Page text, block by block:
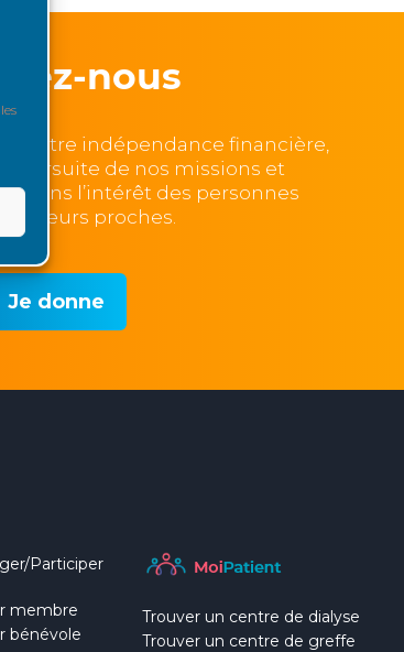
nous
notre indépendance financière,
poursuite de nos missions et
dans l’intérêt des personnes
de leurs proches.
Je donne
Participer
membre
bénévole
Trouver un centre de dialyse
Trouver un centre de greffe